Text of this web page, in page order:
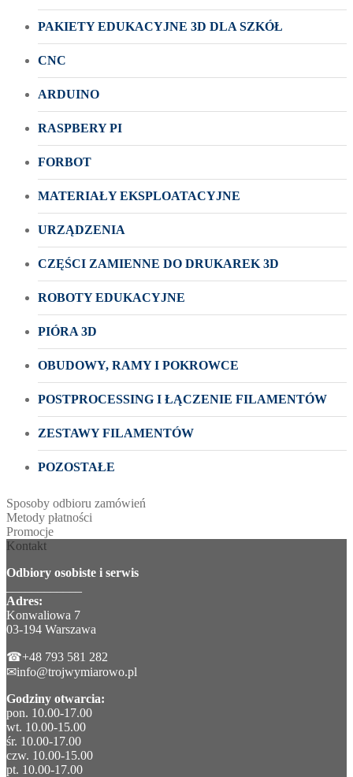
PAKIETY EDUKACYJNE 3D DLA SZKÓŁ
CNC
ARDUINO
RASPBERY PI
FORBOT
MATERIAŁY EKSPLOATACYJNE
URZĄDZENIA
CZĘŚCI ZAMIENNE DO DRUKAREK 3D
ROBOTY EDUKACYJNE
PIÓRA 3D
OBUDOWY, RAMY I POKROWCE
POSTPROCESSING I ŁĄCZENIE FILAMENTÓW
ZESTAWY FILAMENTÓW
POZOSTAŁE
Sposoby odbioru zamówień
Metody płatności
Promocje
Kontakt
Odbiory osobiste i serwis
Adres:
Konwaliowa 7
03-194 Warszawa
☎+48 793 581 282
✉info@trojwymiarowo.pl
Godziny otwarcia:
pon. 10.00-17.00
wt. 10.00-15.00
śr. 10.00-17.00
czw. 10.00-15.00
pt. 10.00-17.00